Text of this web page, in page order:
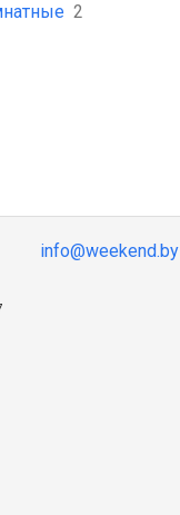
2
info@weekend.by